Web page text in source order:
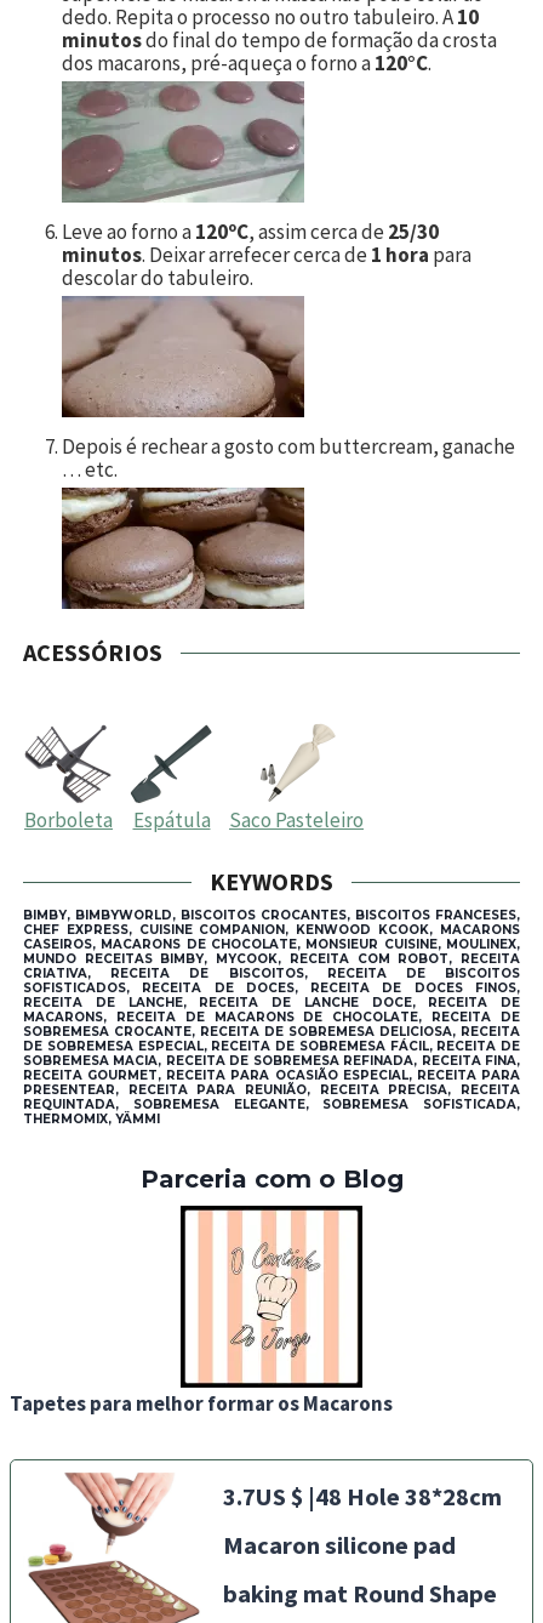
dedo. Repita o processo no outro tabuleiro. A10
minutosdo final do tempo de formação da crosta
dos macarons, pré-aqueça o forno a120°C.
Leve ao forno a120ºC, assim cerca de25/30
minutos. Deixar arrefecer cerca de1 hora para
descolar do tabuleiro.
Depois é rechear a gosto com buttercream, ganache
… etc.
ACESSÓRIOS
Borboleta Espátula Saco Pasteleiro
KEYWORDS
BIMBY, BIMBYWORLD, BISCOITOS CROCANTES, BISCOITOS FRANCESES,
CHEF EXPRESS, CUISINE COMPANION, KENWOOD KCOOK, MACARONS
CASEIROS, MACARONS DE CHOCOLATE, MONSIEUR CUISINE, MOULINEX,
MUNDO RECEITAS BIMBY, MYCOOK, RECEITA COM ROBOT, RECEITA
CRIATIVA, RECEITA DE BISCOITOS, RECEITA DE BISCOITOS
SOFISTICADOS, RECEITA DE DOCES, RECEITA DE DOCES FINOS,
RECEITA DE LANCHE, RECEITA DE LANCHE DOCE, RECEITA DE
MACARONS, RECEITA DE MACARONS DE CHOCOLATE, RECEITA DE
SOBREMESA CROCANTE, RECEITA DE SOBREMESA DELICIOSA, RECEITA
DE SOBREMESA ESPECIAL, RECEITA DE SOBREMESA FÁCIL, RECEITA DE
SOBREMESA MACIA, RECEITA DE SOBREMESA REFINADA, RECEITA FINA,
RECEITA GOURMET, RECEITA PARA OCASIÃO ESPECIAL, RECEITA PARA
PRESENTEAR, RECEITA PARA REUNIÃO, RECEITA PRECISA, RECEITA
REQUINTADA, SOBREMESA ELEGANTE, SOBREMESA SOFISTICADA,
THERMOMIX, YÄMMI
Parceria com o Blog
Tapetes para melhor formar os Macarons
3.7US $ |48 Hole 38*28cm
Macaron silicone pad
baking mat Round Shape